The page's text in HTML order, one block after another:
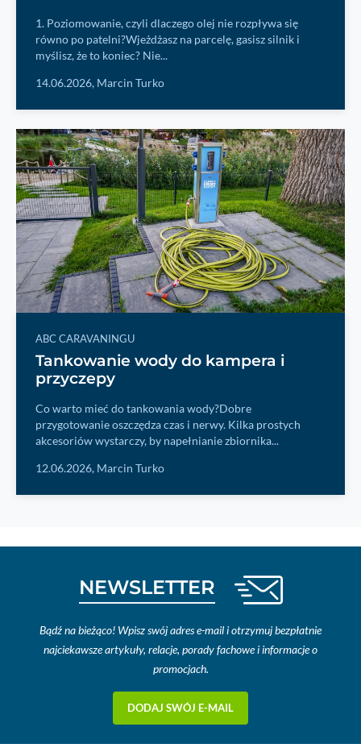
1. Poziomowanie, czyli dlaczego olej nie rozpływa się
równo po patelni?Wjeżdżasz na parcelę, gasisz silnik i
myślisz, że to koniec? Nie...
14.06.2026, Marcin Turko
ABC CARAVANINGU
Tankowanie wody do kampera i
przyczepy
Co warto mieć do tankowania wody?Dobre
przygotowanie oszczędza czas i nerwy. Kilka prostych
akcesoriów wystarczy, by napełnianie zbiornika...
12.06.2026, Marcin Turko
NEWSLETTER
Bądź na bieżąco! Wpisz swój adres e-mail i otrzymuj bezpłatnie
najciekawsze artykuły, relacje, porady fachowe i informacje o
promocjach.
DODAJ SWÓJ E-MAIL